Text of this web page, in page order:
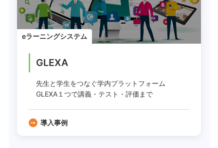
eラーニングシステム
GLEXA
先生と学生をつなぐ学内プラットフォーム
GLEXA１つで講義・テスト・評価まで
導入事例